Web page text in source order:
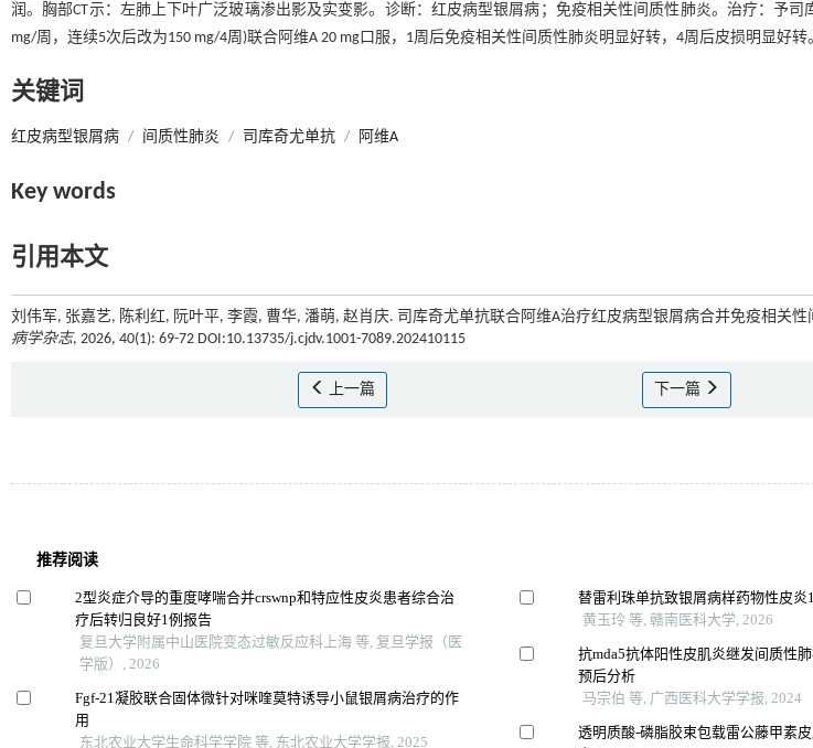
润。胸部CT示：左肺上下叶广泛玻璃渗出影及实变影。诊断：红皮病型银屑病；免疫相关性间质性肺炎。治疗：予司
mg/周，连续5次后改为150 mg/4周)联合阿维A 20 mg口服，1周后免疫相关性间质性肺炎明显好转，4周后皮损明显好转
关键词
红皮病型银屑病 / 间质性肺炎 / 司库奇尤单抗 / 阿维A
Key words
引用本文
刘伟军, 张嘉艺, 陈利红, 阮叶平, 李霞, 曹华, 潘萌, 赵肖庆. 司库奇尤单抗联合阿维A治疗红皮病型银屑病合并免疫相关性
病学杂志, 2026, 40(1): 69-72 DOI:10.13735/j.cjdv.1001-7089.202410115
上一篇 下一篇